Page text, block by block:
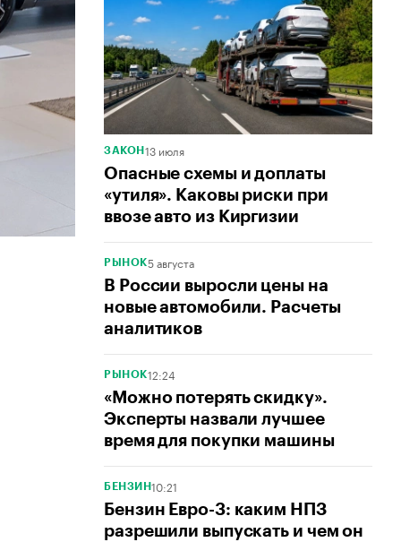
ЗАКОН 13 июля
Опасные схемы и доплаты
«утиля». Каковы риски при
ввозе авто из Киргизии
РЫНОК5 августа
В России выросли цены на
новые автомобили. Расчеты
аналитиков
РЫНОК12:24
«Можно потерять скидку».
Эксперты назвали лучшее
время для покупки машины
БЕНЗИН10:21
Бензин Евро-3: каким НПЗ
разрешили выпускать и чем он